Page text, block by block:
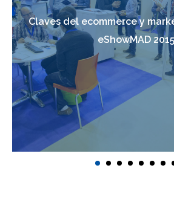
Claves del ecommerce y
eShowMAD 2015